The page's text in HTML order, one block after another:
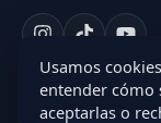
NDA:Posibilidad
Usamos
entender cómo
aceptarlas o